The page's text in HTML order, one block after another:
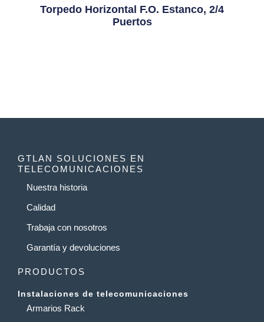
Torpedo Horizontal F.O. Estanco, 2/4
Puertos
GTLAN SOLUCIONES EN
TELECOMUNICACIONES
Nuestra historia
Calidad
Trabaja con nosotros
Garantía y devoluciones
PRODUCTOS
Instalaciones de telecomunicaciones
Armarios Rack